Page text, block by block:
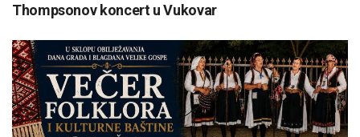
Thompsonov koncert u Vukovar